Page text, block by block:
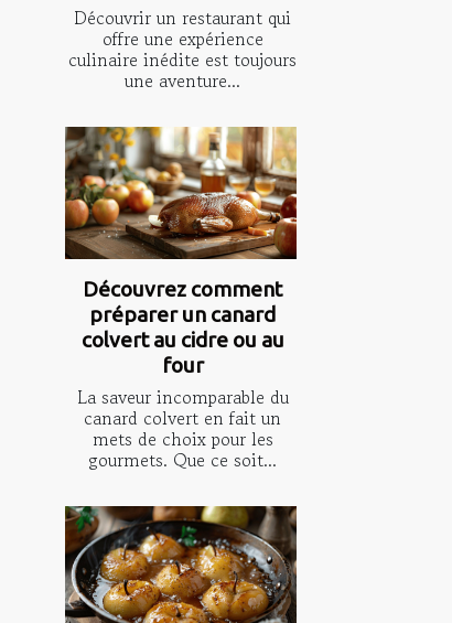
Découvrir un restaurant qui
offre une expérience
culinaire inédite est toujours
une aventure...
Découvrez comment
préparer un canard
colvert au cidre ou au
four
La saveur incomparable du
canard colvert en fait un
mets de choix pour les
gourmets. Que ce soit...